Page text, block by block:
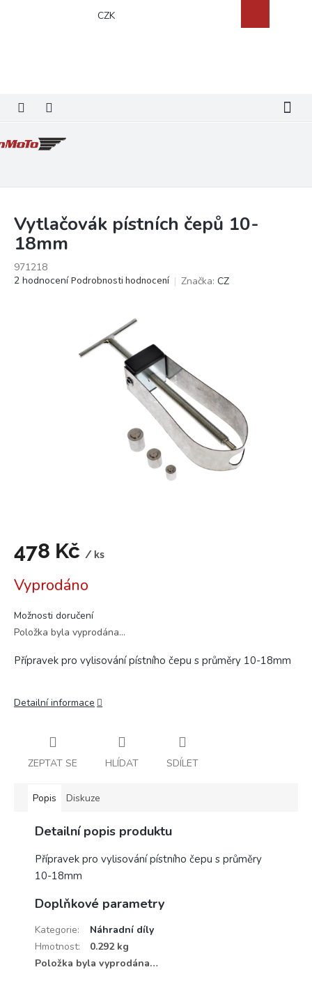
CZK
košík
Vytlačovák pístních čepů 10-
18mm
971218
Průměrné
2 hodnocení Podrobnosti hodnocení Značka: CZ
478 Kč / ks
cena:
Vyprodáno
Možnosti doručení
Položka byla vyprodána…
Přípravek pro vylisování pístního čepu s průměry 10-18mm
Detailní informace
ZEPTAT SE HLÍDAT SDÍLET
Popis Diskuze
Detailní popis produktu
Přípravek pro vylisování pístního čepu s průměry
10-18mm
Doplňkové parametry
Kategorie:
Náhradní díly
Hmotnost:
0.292 kg
Položka byla vyprodána…